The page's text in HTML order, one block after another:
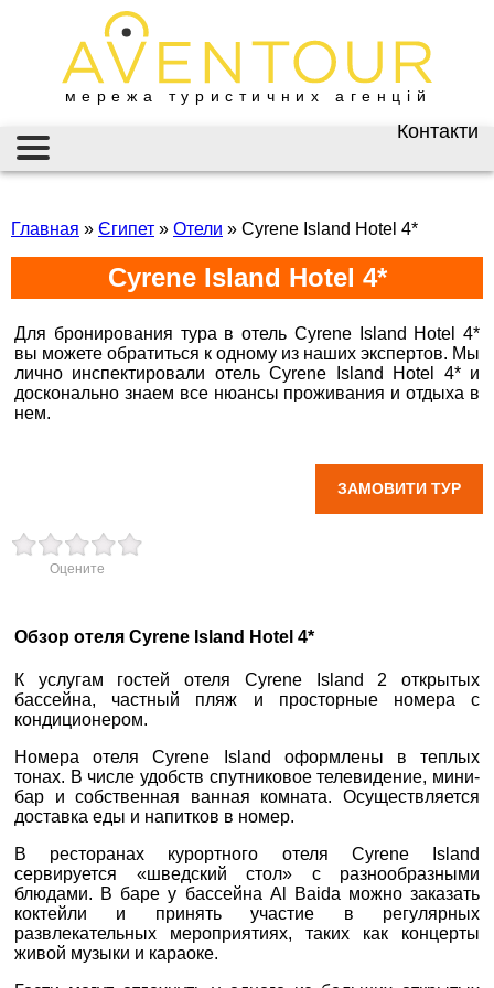
мережа туристичних агенцій
Контакти
Київ
Васильківська 34
+38 (067) 180-32-43,
+38 (099) 180-32-43
+38 (093) 180-32-43,
kyiv@aventour.ua
Пн. - Пт. 9:00 - 18:00
Сб 10:00 - 15:00
+38 (099) 180-32-43
+38 (093) 180-32-43
dp_city@aventour.ua
Сб 10:00 - 15:00
Запоріжжя
пр. Соборний 216
+38 (067) 180-32-43,
AVENTOUR / АВЕНТУР
ІНФОРМАЦІЯ
ЗАКОРДОННИЙ ПАСПОРТ
НАЙКРАЩІ ПРОПОЗИЦІЇ
ВАКАНСІЇ
Главная » Єгипет » Отели » Cyrene Island Hotel 4*
Cyrene Island Hotel 4*
Для бронирования тура в отель Cyrene Island Hotel 4*
вы можете обратиться к одному из наших экспертов. Мы
лично инспектировали отель Cyrene Island Hotel 4* и
досконально знаем все нюансы проживания и отдыха в
нем.
ЗАМОВИТИ ТУР
Оцените
Обзор отеля Cyrene Island Hotel 4*
К услугам гостей отеля Cyrene Island 2 открытых
бассейна, частный пляж и просторные номера с
кондиционером.
Номера отеля Cyrene Island оформлены в теплых
тонах. В числе удобств спутниковое телевидение, мини-
бар и собственная ванная комната. Осуществляется
доставка еды и напитков в номер.
В ресторанах курортного отеля Cyrene Island
сервируется «шведский стол» с разнообразными
блюдами. В баре у бассейна Al Baida можно заказать
коктейли и принять участие в регулярных
развлекательных мероприятиях, таких как концерты
живой музыки и караоке.
*E-MAIL
*ТЕЛЕФОН
ДЕ ПРОЖИВАЄТЕ
ПРИМІТКИ